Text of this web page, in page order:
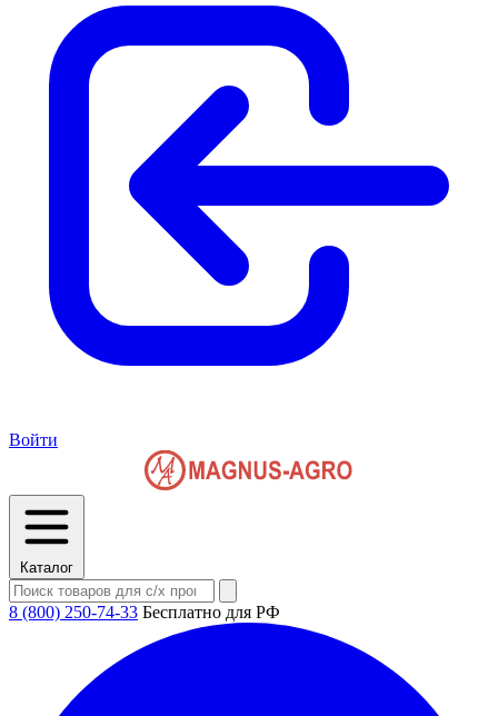
Войти
Каталог
8 (800) 250-74-33 Бесплатно для РФ